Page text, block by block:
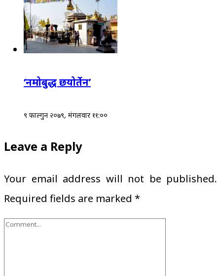
‘नमोबुद्ध छयोर्तेन’
९ फाल्गुन २०७९, मंगलवार ११:००
Leave a Reply
Your email address will not be published.
Required fields are marked *